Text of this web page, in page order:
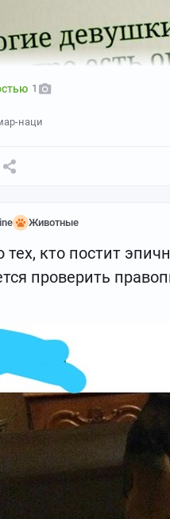
1
наци
Животные
кто постит
проверить